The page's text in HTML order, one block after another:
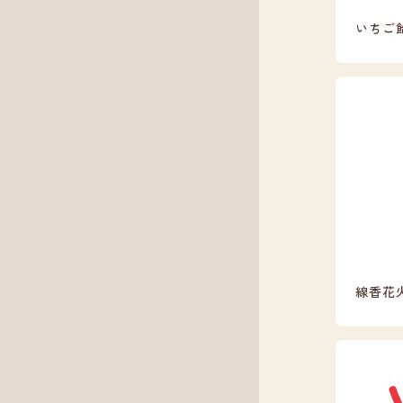
いちご
線香花